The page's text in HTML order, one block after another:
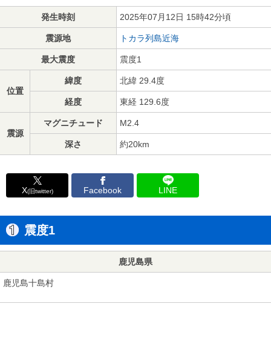
発生時刻 2025年07月12日 15時42分頃
震源地 トカラ列島近海
最大震度 震度1
位置
緯度 北緯 29.4度
経度 東経 129.6度
震源
マグニチュード M2.4
深さ 約20km
X(旧twitter) Facebook LINE
震度1
鹿児島県
鹿児島十島村